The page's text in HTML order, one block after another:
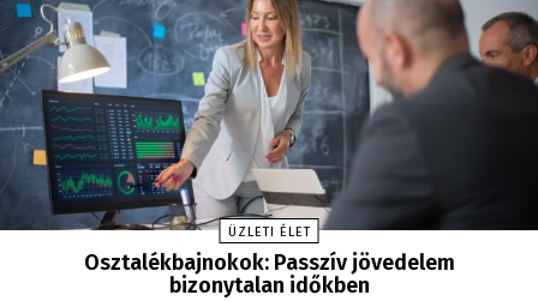
ÜZLETI ÉLET
Osztalékbajnokok: Passzív jövedelem
bizonytalan időkben